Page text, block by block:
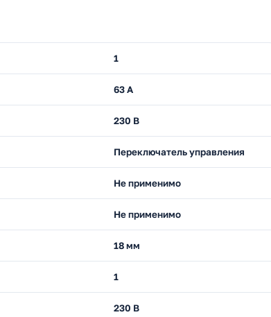
1
63 А
230 В
Переключатель управления
Не применимо
Не применимо
18 мм
1
230 В